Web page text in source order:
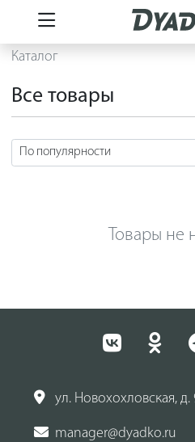
Каталог
Все товары
Товары не
ул. Новохохловская, д.
manager@dyadko.ru